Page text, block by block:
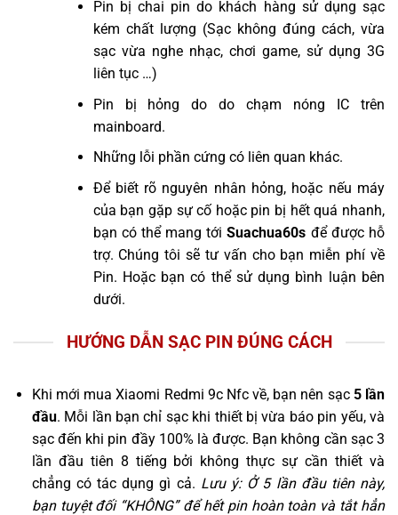
Pin bị chai pin do khách hàng sử dụng sạc
kém chất lượng (Sạc không đúng cách, vừa
sạc vừa nghe nhạc, chơi game, sử dụng 3G
liên tục …)
Pin bị hỏng do do chạm nóng IC trên
mainboard.
Những lỗi phần cứng có liên quan khác.
Để biết rõ nguyên nhân hỏng, hoặc nếu máy
của bạn gặp sự cố hoặc pin bị hết quá nhanh,
bạn có thể mang tớiSuachua60s để được hỗ
trợ. Chúng tôi sẽ tư vấn cho bạn miễn phí về
Pin. Hoặc bạn có thể sử dụng bình luận bên
dưới.
HƯỚNG DẪN SẠC PIN ĐÚNG CÁCH
Khi mới mua Xiaomi Redmi 9c Nfc về, bạn nên sạc5 lần
đầu. Mỗi lần bạn chỉ sạc khi thiết bị vừa báo pin yếu, và
sạc đến khi pin đầy 100% là được. Bạn không cần sạc 3
lần đầu tiên 8 tiếng bởi không thực sự cần thiết và
chẳng có tác dụng gì cả. Lưu ý: Ở 5 lần đầu tiên này,
bạn tuyệt đối “KHÔNG” để hết pin hoàn toàn và tắt hẳn